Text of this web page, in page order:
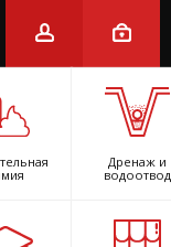
Дренаж и
водоотвод